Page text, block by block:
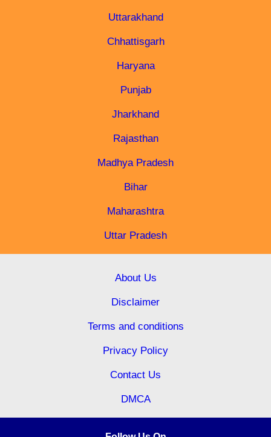
Uttarakhand
Chhattisgarh
Haryana
Punjab
Jharkhand
Rajasthan
Madhya Pradesh
Bihar
Maharashtra
Uttar Pradesh
About Us
Disclaimer
Terms and conditions
Privacy Policy
Contact Us
DMCA